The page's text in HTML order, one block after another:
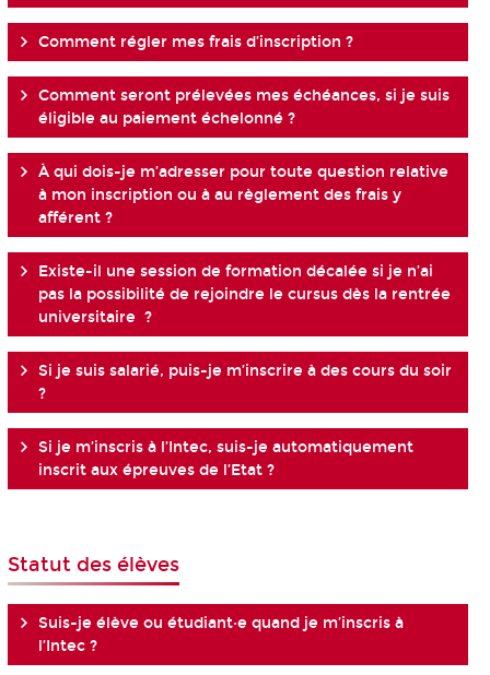
Comment régler mes frais d’inscription ?
Comment seront prélevées mes échéances, si je suis
éligible au paiement échelonné ?
À qui dois-je m’adresser pour toute question relative
à mon inscription ou à au règlement des frais y
afférent ?
Existe-il une session de formation décalée si je n’ai
pas la possibilité de rejoindre le cursus dès la rentrée
universitaire ?
Si je suis salarié, puis-je m’inscrire à des cours du soir
?
Si je m’inscris à l’Intec, suis-je automatiquement
inscrit aux épreuves de l’Etat ?
Statut des élèves
Suis-je élève ou étudiant·e quand je m’inscris à
l’Intec ?